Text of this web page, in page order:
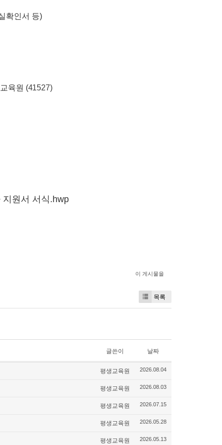
확인서 등)
육원 (41527)
원서 서식.hwp
이 게시물을
목록
글쓴이 날짜
평생교육원 2026.08.04
평생교육원 2026.08.03
평생교육원 2026.07.15
평생교육원 2026.05.28
평생교육원 2026.05.13